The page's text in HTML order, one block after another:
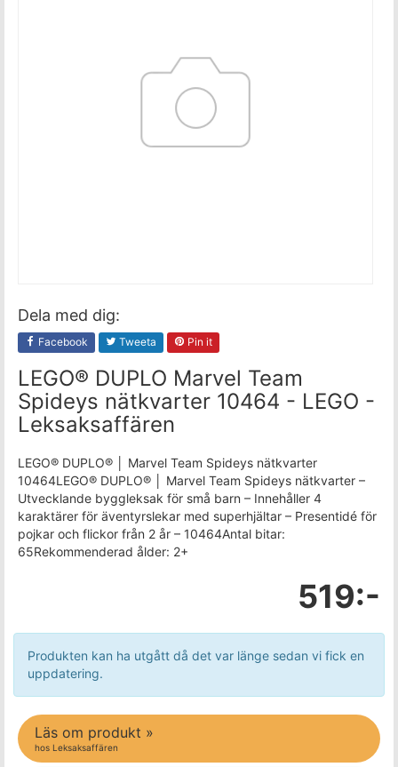
Dela med dig:
Facebook Tweeta Pin it
LEGO® DUPLO Marvel Team
Spideys nätkvarter 10464 - LEGO -
Leksaksaffären
LEGO® DUPLO® │ Marvel Team Spideys nätkvarter
10464LEGO® DUPLO® │ Marvel Team Spideys nätkvarter –
Utvecklande byggleksak för små barn – Innehåller 4
karaktärer för äventyrslekar med superhjältar – Presentidé för
pojkar och flickor från 2 år – 10464Antal bitar:
65Rekommenderad ålder: 2+
519:-
Produkten kan ha utgått då det var länge sedan vi fick en
uppdatering.
Läs om produkt »
hos Leksaksaffären